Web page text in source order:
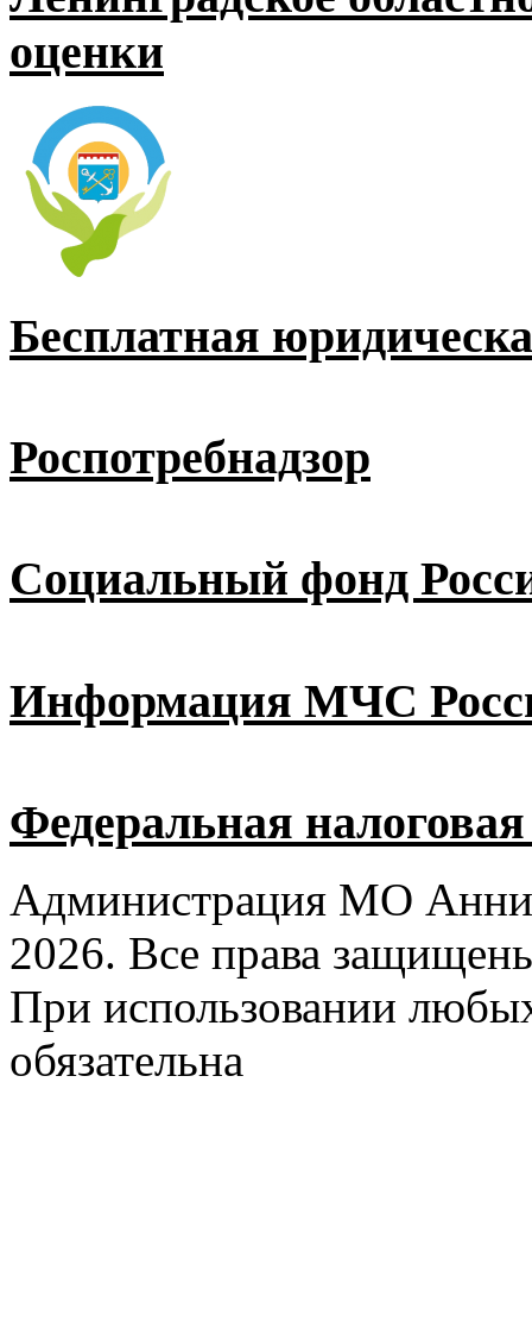
оценки
Бесплатная
Роспотребнадзор
Социальный фонд
Информация МЧС
Федеральная
Администрация МО
2026. Все права
При использовании
обязательна